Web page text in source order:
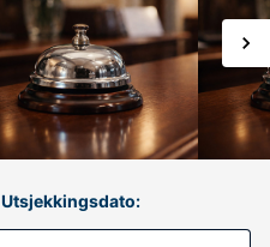
Utsjekkingsdato: